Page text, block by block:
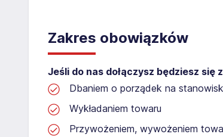
Zakres obowiązków
Jeśli do nas dołączysz będziesz się
Dbaniem o porządek na
Wykładaniem towaru
Przywożeniem, wywożeniem